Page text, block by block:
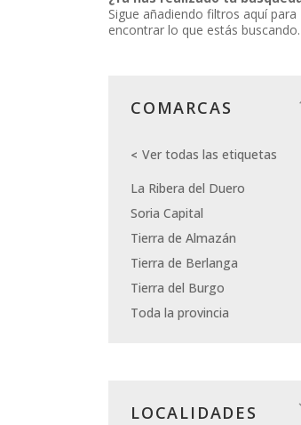
Sigue añadiendo filtros aquí para
encontrar lo que estás buscando.
COMARCAS
Ver todas las etiquetas
La Ribera del Duero
Soria Capital
Tierra de Almazán
Tierra de Berlanga
Tierra del Burgo
Toda la provincia
LOCALIDADES